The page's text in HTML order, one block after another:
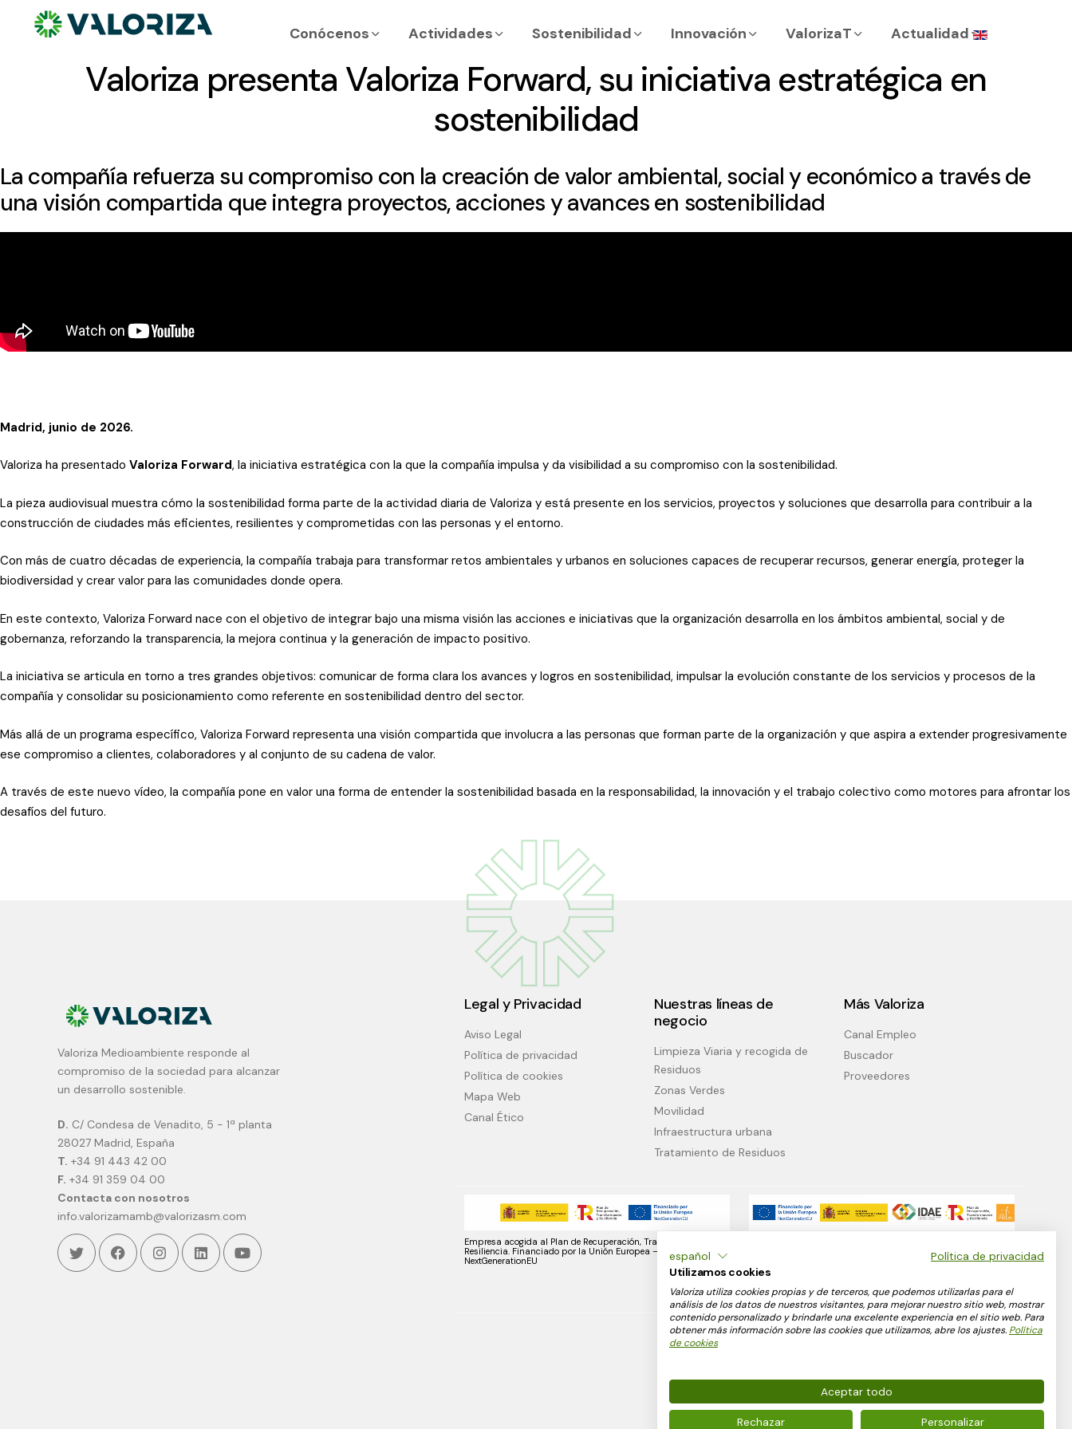
Conócenos Actividades Sostenibilidad Innovación ValorizaT ActualidadSeleccione su
Valoriza presenta Valoriza Forward, su iniciativa estratégica en
sostenibilidad
La compañía refuerza su compromiso con la creación de valor ambiental, social y económico a través de
una visión compartida que integra proyectos, acciones y avances en sostenibilidad
Madrid, junio de 2026.
Valoriza ha presentado Valoriza Forward, la iniciativa estratégica con la que la compañía impulsa y da visibilidad a su compromiso con la sostenibilidad.
La pieza audiovisual muestra cómo la sostenibilidad forma parte de la actividad diaria de Valoriza y está presente en los servicios, proyectos y soluciones que desarrolla para contribuir a la
construcción de ciudades más eficientes, resilientes y comprometidas con las personas y el entorno.
Con más de cuatro décadas de experiencia, la compañía trabaja para transformar retos ambientales y urbanos en soluciones capaces de recuperar recursos, generar energía, proteger la
biodiversidad y crear valor para las comunidades donde opera.
En este contexto, Valoriza Forward nace con el objetivo de integrar bajo una misma visión las acciones e iniciativas que la organización desarrolla en los ámbitos ambiental, social y de
gobernanza, reforzando la transparencia, la mejora continua y la generación de impacto positivo.
La iniciativa se articula en torno a tres grandes objetivos: comunicar de forma clara los avances y logros en sostenibilidad, impulsar la evolución constante de los servicios y procesos de la
compañía y consolidar su posicionamiento como referente en sostenibilidad dentro del sector.
Más allá de un programa específico, Valoriza Forward representa una visión compartida que involucra a las personas que forman parte de la organización y que aspira a extender progresivamente
ese compromiso a clientes, colaboradores y al conjunto de su cadena de valor.
A través de este nuevo vídeo, la compañía pone en valor una forma de entender la sostenibilidad basada en la responsabilidad, la innovación y el trabajo colectivo como motores para afrontar los
desafíos del futuro.
Valoriza Medioambiente responde al
compromiso de la sociedad para alcanzar
un desarrollo sostenible.
D. C/ Condesa de Venadito, 5 - 1ª planta
28027 Madrid, España
T. +34 91 443 42 00
F. +34 91 359 04 00
Contacta con nosotros
info.valorizamamb@valorizasm.com
TwitterFacebookInstagramLinkedinYoutube
Legal y Privacidad
Aviso Legal
Política de privacidad
Política de cookies
Mapa Web
Canal Ético
Nuestras líneas de
negocio
Limpieza Viaria y recogida de
Residuos
Zonas Verdes
Movilidad
Infraestructura urbana
Tratamiento de Residuos
Más Valoriza
Canal Empleo
Buscador
Proveedores
Empresa acogida al Plan de Recuperación, Transformación y
Resiliencia. Financiado por la Unión Europea –
NextGenerationEU
Resiliencia, financiado por la Unión Europea NextGenerationEU.
Incluidos en el programa de incentivos 2 y con fondos
reservados cuyo importe asciende a 53.264,29 €.
español
Política de privacidad
Utilizamos cookies
Valoriza utiliza cookies propias y de terceros, que podemos utilizarlas para el
análisis de los datos de nuestros visitantes, para mejorar nuestro sitio web, mostrar
contenido personalizado y brindarle una excelente experiencia en el sitio web. Para
obtener más información sobre las cookies que utilizamos, abre los ajustes. Política
de cookies
Aceptar todo
Rechazar Personalizar